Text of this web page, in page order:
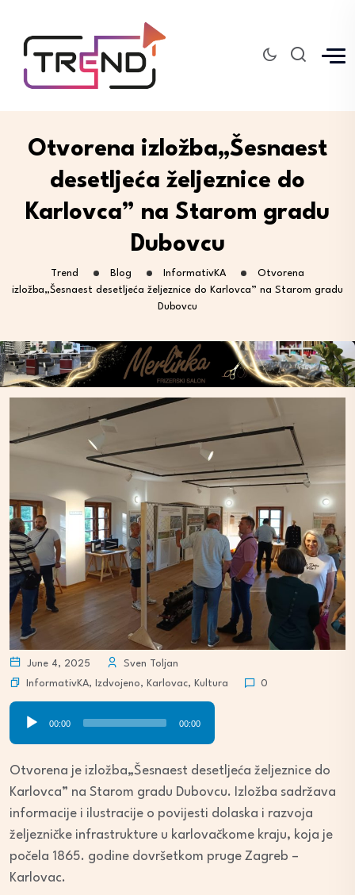
Otvorena izložba„Šesnaest
desetljeća željeznice do
Karlovca” na Starom gradu
Dubovcu
Trend Blog InformativKA
Otvorena
izložba„Šesnaest desetljeća željeznice do Karlovca” na Starom gradu
Dubovcu
June 4, 2025
Sven Toljan
InformativKA, Izdvojeno, Karlovac, Kultura 0
Audio
Player
00:00 00:00
Otvorena je izložba„Šesnaest desetljeća željeznice do
Karlovca” na Starom gradu Dubovcu. Izložba sadržava
informacije i ilustracije o povijesti dolaska i razvoja
željezničke infrastrukture u karlovačkome kraju, koja je
počela 1865. godine dovršetkom pruge Zagreb –
Karlovac.